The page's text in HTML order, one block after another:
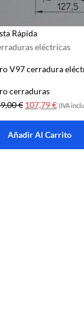
Rápida
eléctricas
V97 cerradura
cerraduras
€ El
precio
original
era:
107,79€El
precio
actual
es:
(IVA
Añadir Al Carrito